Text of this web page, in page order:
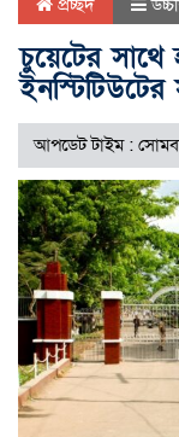
প্রচ্ছদ
চুয়েটের সাথে
ইনস্টিটিউটের
আপডেট টাইম :